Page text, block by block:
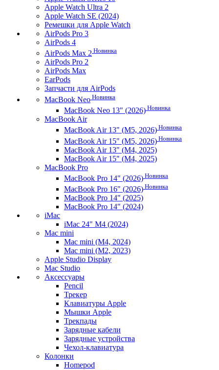
Apple Watch Ultra 2
Apple Watch SE (2024)
Ремешки для Apple Watch
AirPods Pro 3
AirPods 4
AirPods Max 2 Новинка
AirPods Pro 2
AirPods Max
EarPods
Запчасти для AirPods
MacBook Neo Новинка
MacBook Neo 13" (2026) Новинка
MacBook Air
MacBook Air 13" (M5, 2026) Новинка
MacBook Air 15" (M5, 2026) Новинка
MacBook Air 13" (M4, 2025)
MacBook Air 15" (M4, 2025)
MacBook Pro
MacBook Pro 14" (2026) Новинка
MacBook Pro 16" (2026) Новинка
MacBook Pro 14" (2025)
MacBook Pro 14" (2024)
iMac
iMac 24" M4 (2024)
Mac mini
Mac mini (M4, 2024)
Mac mini (M2, 2023)
Apple Studio Display
Mac Studio
Аксессуары
Pencil
Трекер
Клавиатуры Apple
Мышки Apple
Трекпады
Зарядные кабели
Зарядные устройства
Чехол-клавиатура
Колонки
Homepod